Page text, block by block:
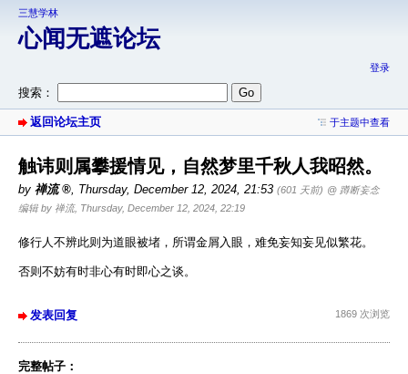
三慧学林
心闻无遮论坛
登录
搜索：
返回论坛主页 于主题中查看
触讳则属攀援情见，自然梦里千秋人我昭然。
by 禅流 , Thursday, December 12, 2024, 21:53 (601 天前) @ 蹲断妄念
编辑 by 禅流, Thursday, December 12, 2024, 22:19
修行人不辨此则为道眼被堵，所谓金屑入眼，难免妄知妄见似繁花。
否则不妨有时非心有时即心之谈。
发表回复 1869 次浏览
完整帖子：